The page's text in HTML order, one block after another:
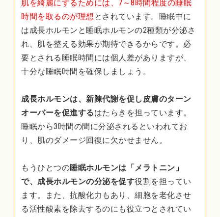
肌を綺麗にするためには、7～8時間程度の睡眠
時間を取るのが理想 とされています。睡眠中に
は成長ホルモンと睡眠ホルモンの2種類が分泌さ
れ、肌を整える効果が期待できるからです。必
要とされる睡眠時間には個人差がありますが、
十分な睡眠時間を確保しましょう。
成長ホルモンは、新陳代謝を促し皮膚のターン
オーバーを促進するはたらきを担っています。
睡眠から3時間の間に分泌されるといわれてお
り、肌のダメージ回復に欠かせません。
もうひとつの睡眠ホルモンは「メラトニン」
で、成長ホルモンの分泌を促す役割を担ってい
ます。また、抗酸化力もあり、細胞を老化させ
る活性酸素を除去するのにも役立つとされてい